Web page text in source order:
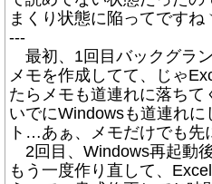
まくり状態に陥ってですね
---
最初、1回目バックグラ
メモを作成してて、じゃ
たらメモも道連れに落ち
いでにWindowsも道連れ
ト…あぁ、メモだけでも
2回目、Windows再起動
もう一度作り直して、